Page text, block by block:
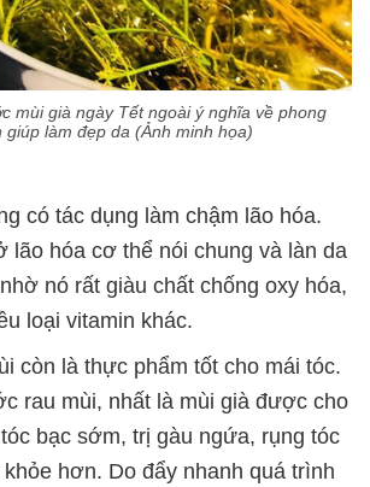
mùi già ngày Tết ngoài ý nghĩa về phong
giúp làm đẹp da (Ảnh minh họa)
có tác dụng làm chậm lão hóa.
lão hóa cơ thể nói chung và làn da
nó rất giàu chất chống oxy hóa,
loại vitamin khác.
còn là thực phẩm tốt cho mái tóc.
rau mùi, nhất là mùi già được cho
bạc sớm, trị gàu ngứa, rụng tóc
hơn. Do đẩy nhanh quá trình